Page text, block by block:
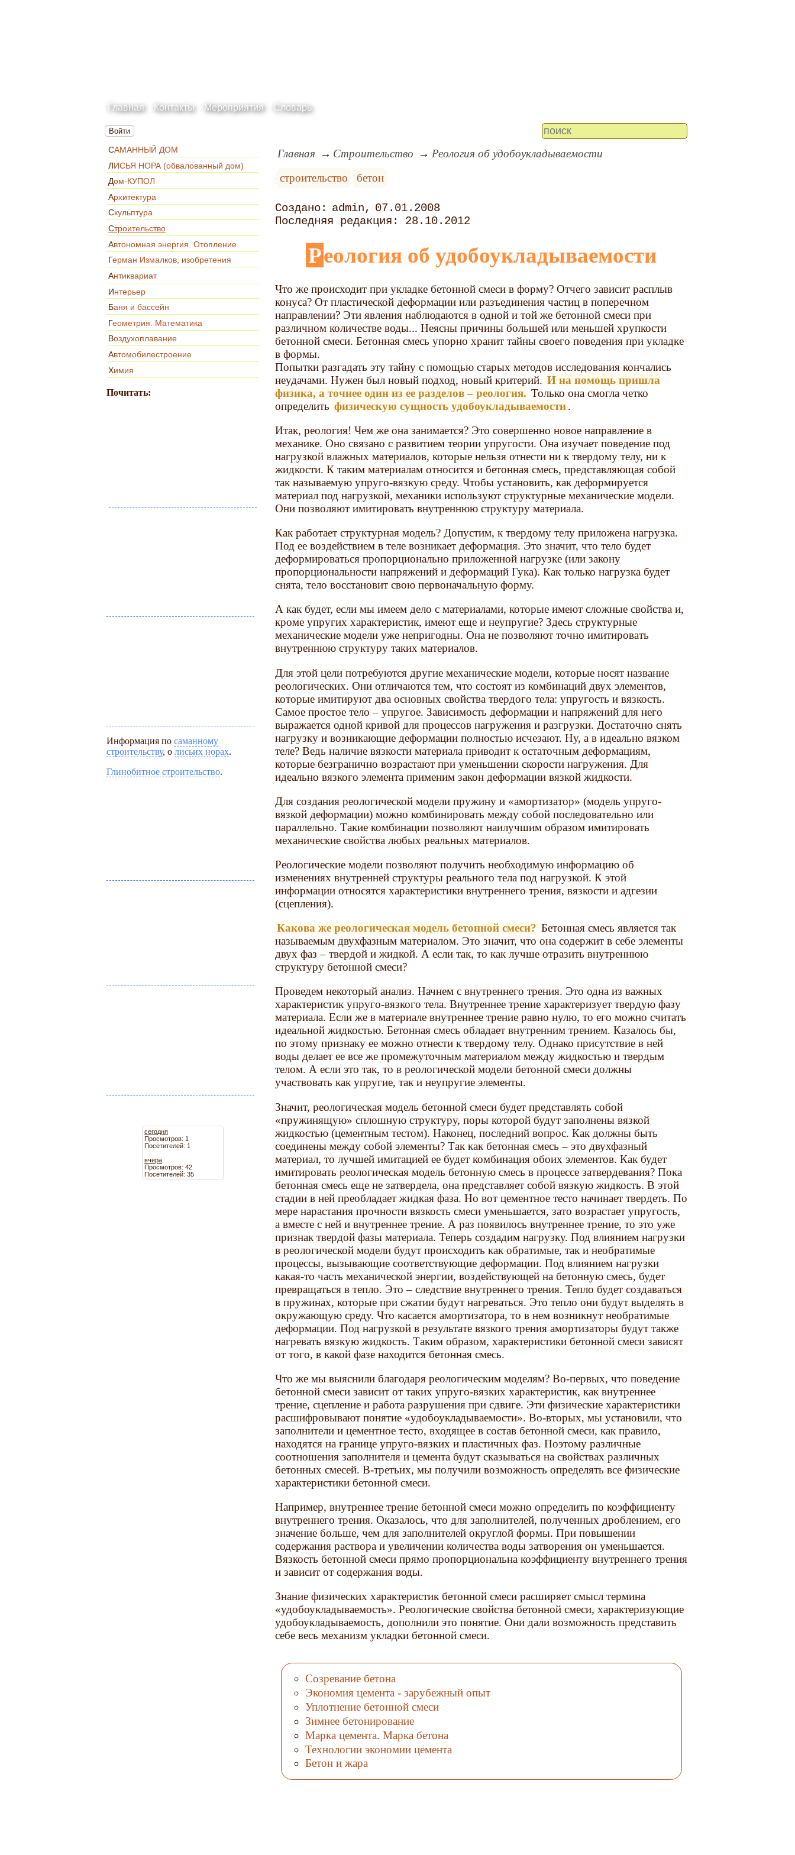
Главная Контакты Мероприятия Словарь
Войти
САМАННЫЙ ДОМ
ЛИСЬЯ НОРА (обвалованный дом)
Дом-КУПОЛ
Архитектура
Скульптура
Строительство
Автономная энергия. Отопление
Герман Измалков, изобретения
Антиквариат
Интерьер
Баня и бассейн
Геометрия. Математика
Воздухоплавание
Автомобилестроение
Химия
Почитать:
Информация по саманному
строительству, о лисьих норах.
Глинобитное строительство.
сегодня
Просмотров: 1
Посетителей: 1
вчера
Просмотров: 42
Посетителей: 35
Главная Строительство
Реология об удобоукладываемости
строительство
бетон
admin
07.01.2008
28.10.2012
Реология об удобоукладываемости
Что же происходит при укладке бетонной смеси в форму? Отчего зависит расплыв
конуса? От пластической деформации или разъединения частиц в поперечном
направлении? Эти явления наблюдаются в одной и той же бетонной смеси при
различном количестве воды... Неясны причины большей или меньшей хрупкости
бетонной смеси. Бетонная смесь упорно хранит тайны своего поведения при укладке
в формы.
Попытки разгадать эту тайну с помощью старых методов исследования кончались
неудачами. Нужен был новый подход, новый критерий. И на помощь пришла
физика, а точнее один из ее разделов – реология. Только она смогла четко
определить физическую сущность удобоукладываемости.
Итак, реология! Чем же она занимается? Это совершенно новое направление в
механике. Оно связано с развитием теории упругости. Она изучает поведение под
нагрузкой влажных материалов, которые нельзя отнести ни к твердому телу, ни к
жидкости. К таким материалам относится и бетонная смесь, представляющая собой
так называемую упруго-вязкую среду. Чтобы установить, как деформируется
материал под нагрузкой, механики используют структурные механические модели.
Они позволяют имитировать внутреннюю структуру материала.
Как работает структурная модель? Допустим, к твердому телу приложена нагрузка.
Под ее воздействием в теле возникает деформация. Это значит, что тело будет
деформироваться пропорционально приложенной нагрузке (или закону
пропорциональности напряжений и деформаций Гука). Как только нагрузка будет
снята, тело восстановит свою первоначальную форму.
А как будет, если мы имеем дело с материалами, которые имеют сложные свойства и,
кроме упругих характеристик, имеют еще и неупругие? Здесь структурные
механические модели уже непригодны. Она не позволяют точно имитировать
внутреннюю структуру таких материалов.
Для этой цели потребуются другие механические модели, которые носят название
реологических. Они отличаются тем, что состоят из комбинаций двух элементов,
которые имитируют два основных свойства твердого тела: упругость и вязкость.
Самое простое тело – упругое. Зависимость деформации и напряжений для него
выражается одной кривой для процессов нагружения и разгрузки. Достаточно снять
нагрузку и возникающие деформации полностью исчезают. Ну, а в идеально вязком
теле? Ведь наличие вязкости материала приводит к остаточным деформациям,
которые безгранично возрастают при уменьшении скорости нагружения. Для
идеально вязкого элемента применим закон деформации вязкой жидкости.
Для создания реологической модели пружину и «амортизатор» (модель упруго-
вязкой деформации) можно комбинировать между собой последовательно или
параллельно. Такие комбинации позволяют наилучшим образом имитировать
механические свойства любых реальных материалов.
Реологические модели позволяют получить необходимую информацию об
изменениях внутренней структуры реального тела под нагрузкой. К этой
информации относятся характеристики внутреннего трения, вязкости и адгезии
(сцепления).
Какова же реологическая модель бетонной смеси? Бетонная смесь является так
называемым двухфазным материалом. Это значит, что она содержит в себе элементы
двух фаз – твердой и жидкой. А если так, то как лучше отразить внутреннюю
структуру бетонной смеси?
Проведем некоторый анализ. Начнем с внутреннего трения. Это одна из важных
характеристик упруго-вязкого тела. Внутреннее трение характеризует твердую фазу
материала. Если же в материале внутреннее трение равно нулю, то его можно считать
идеальной жидкостью. Бетонная смесь обладает внутренним трением. Казалось бы,
по этому признаку ее можно отнести к твердому телу. Однако присутствие в ней
воды делает ее все же промежуточным материалом между жидкостью и твердым
телом. А если это так, то в реологической модели бетонной смеси должны
участвовать как упругие, так и неупругие элементы.
Значит, реологическая модель бетонной смеси будет представлять собой
«пружинящую» сплошную структуру, поры которой будут заполнены вязкой
жидкостью (цементным тестом). Наконец, последний вопрос. Как должны быть
соединены между собой элементы? Так как бетонная смесь – это двухфазный
материал, то лучшей имитацией ее будет комбинация обоих элементов. Как будет
имитировать реологическая модель бетонную смесь в процессе затвердевания? Пока
бетонная смесь еще не затвердела, она представляет собой вязкую жидкость. В этой
стадии в ней преобладает жидкая фаза. Но вот цементное тесто начинает твердеть. По
мере нарастания прочности вязкость смеси уменьшается, зато возрастает упругость,
а вместе с ней и внутреннее трение. А раз появилось внутреннее трение, то это уже
признак твердой фазы материала. Теперь создадим нагрузку. Под влиянием нагрузки
в реологической модели будут происходить как обратимые, так и необратимые
процессы, вызывающие соответствующие деформации. Под влиянием нагрузки
какая-то часть механической энергии, воздействующей на бетонную смесь, будет
превращаться в тепло. Это – следствие внутреннего трения. Тепло будет создаваться
в пружинах, которые при сжатии будут нагреваться. Это тепло они будут выделять в
окружающую среду. Что касается амортизатора, то в нем возникнут необратимые
деформации. Под нагрузкой в результате вязкого трения амортизаторы будут также
нагревать вязкую жидкость. Таким образом, характеристики бетонной смеси зависят
от того, в какой фазе находится бетонная смесь.
Что же мы выяснили благодаря реологическим моделям? Во-первых, что поведение
бетонной смеси зависит от таких упруго-вязких характеристик, как внутреннее
трение, сцепление и работа разрушения при сдвиге. Эти физические характеристики
расшифровывают понятие «удобоукладываемости». Во-вторых, мы установили, что
заполнители и цементное тесто, входящее в состав бетонной смеси, как правило,
находятся на границе упруго-вязких и пластичных фаз. Поэтому различные
соотношения заполнителя и цемента будут сказываться на свойствах различных
бетонных смесей. В-третьих, мы получили возможность определять все физические
характеристики бетонной смеси.
Например, внутреннее трение бетонной смеси можно определить по коэффициенту
внутреннего трения. Оказалось, что для заполнителей, полученных дроблением, его
значение больше, чем для заполнителей округлой формы. При повышении
содержания раствора и увеличении количества воды затворения он уменьшается.
Вязкость бетонной смеси прямо пропорциональна коэффициенту внутреннего трения
и зависит от содержания воды.
Знание физических характеристик бетонной смеси расширяет смысл термина
«удобоукладываемость». Реологические свойства бетонной смеси, характеризующие
удобоукладываемость, дополнили это понятие. Они дали возможность представить
себе весь механизм укладки бетонной смеси.
Созревание бетона
Экономия цемента - зарубежный опыт
Уплотнение бетонной смеси
Зимнее бетонирование
Марка цемента. Марка бетона
Технологии экономии цемента
Бетон и жара